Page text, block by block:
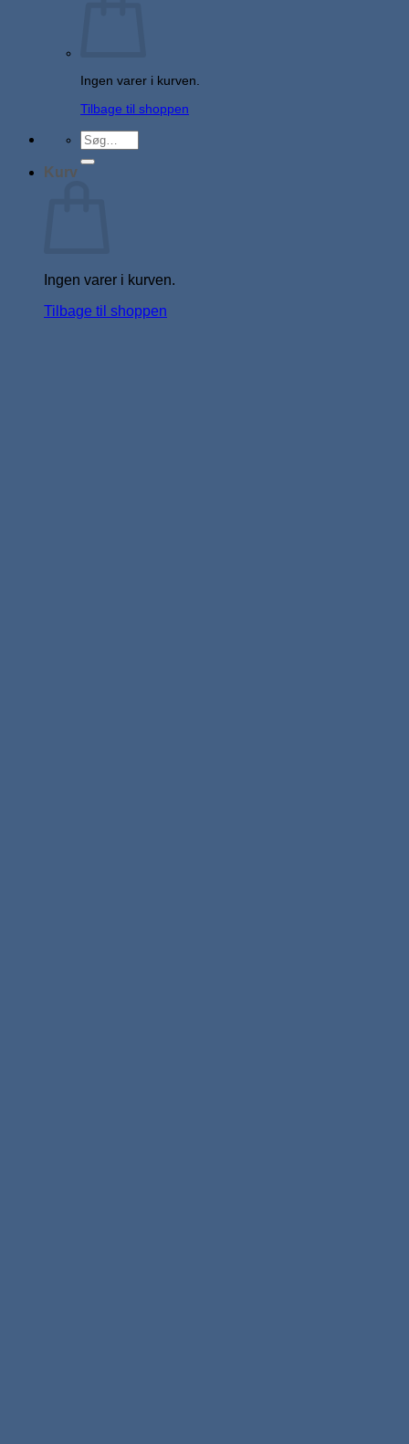
Ingen varer i kurven.
Tilbage til shoppen
Søg
efter:
Kurv
Ingen varer i kurven.
Tilbage til shoppen